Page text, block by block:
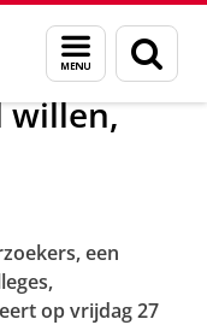
Menu
en
zoeken
willen,
een
op vrijdag 27